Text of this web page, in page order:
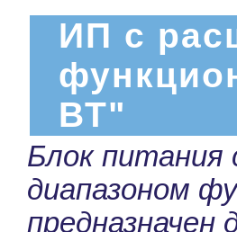
ИП с
ВТ"
Блок питания
диапазоном
предназначен